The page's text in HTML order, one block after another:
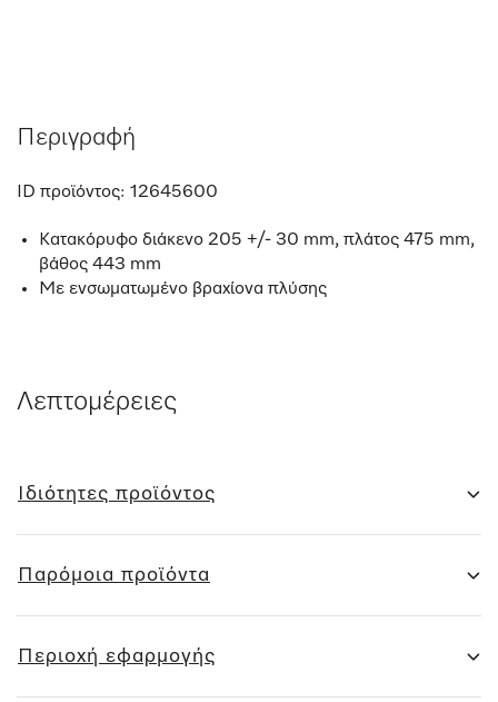
Περιγραφή
ID προϊόντος: 12645600
Κατακόρυφο διάκενο 205 +/- 30 mm, πλάτος 475 mm,
βάθος 443 mm
Με ενσωματωμένο βραχίονα πλύσης
Λεπτομέρειες
Ιδιότητες προϊόντος
Παρόμοια προϊόντα
Περιοχή εφαρμογής